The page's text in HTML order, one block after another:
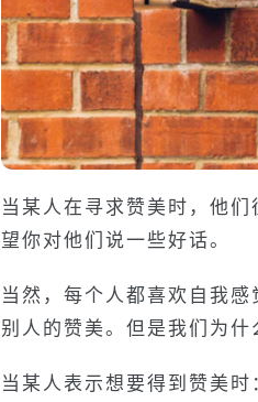
当某人在寻求赞美时，他
望你对他们说一些好话。
当然，每个人都喜欢自我
别人的赞美。但是我们为什
当某人表示想要得到赞美时